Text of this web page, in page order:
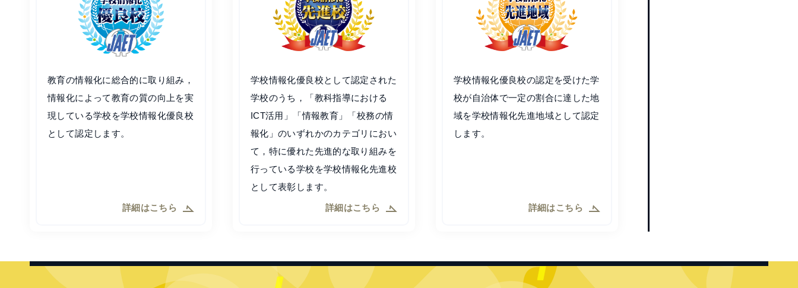
教育の情報化に総合的に取り組み，
情報化によって教育の質の向上を実
現している学校を学校情報化優良校
として認定します。
詳細はこちら
学校情報化優良校として認定された
学校のうち，「教科指導における
ICT活用」「情報教育」「校務の情
報化」のいずれかのカテゴリにおい
て，特に優れた先進的な取り組みを
行っている学校を学校情報化先進校
として表彰します。
詳細はこちら
学校情報化優良校の認定を受けた学
校が自治体で一定の割合に達した地
域を学校情報化先進地域として認定
します。
詳細はこちら